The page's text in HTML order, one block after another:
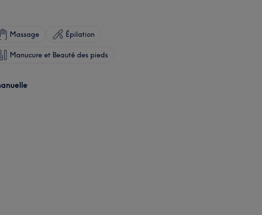
Massage Épilation
Manucure et Beauté des pieds